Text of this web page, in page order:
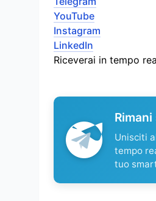
YouTube
Instagram
LinkedIn
Riceverai in tempo
Unisciti
tempo
tuo